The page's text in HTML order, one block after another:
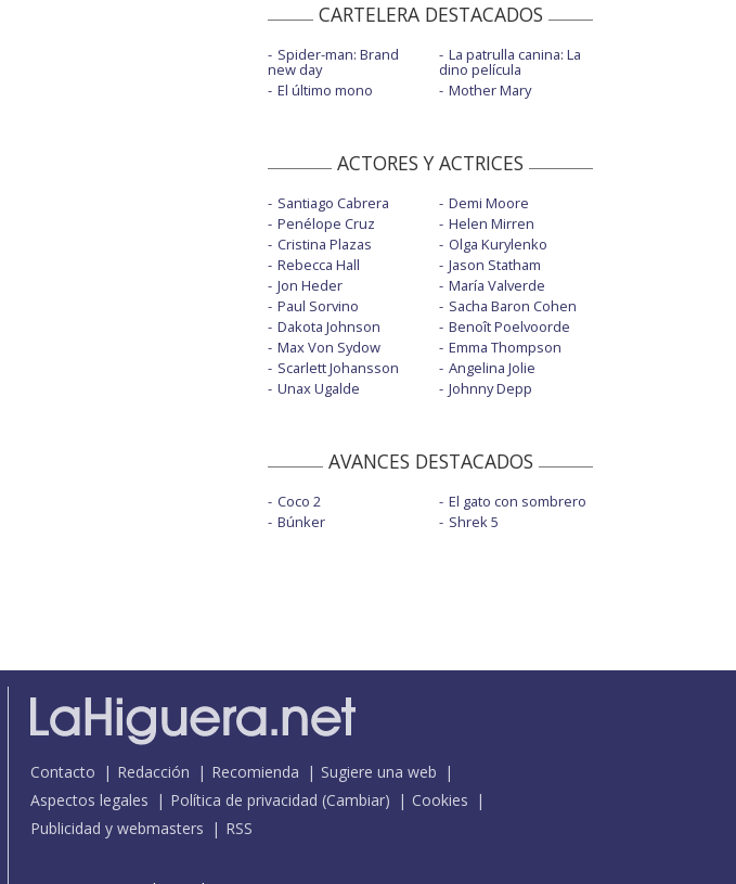
CARTELERA DESTACADOS
Spider-man: Brand
new day
El último mono
La patrulla canina: La
dino película
Mother Mary
ACTORES Y ACTRICES
Santiago Cabrera
Penélope Cruz
Cristina Plazas
Rebecca Hall
Jon Heder
Paul Sorvino
Dakota Johnson
Max Von Sydow
Scarlett Johansson
Unax Ugalde
Demi Moore
Helen Mirren
Olga Kurylenko
Jason Statham
María Valverde
Sacha Baron Cohen
Benoît Poelvoorde
Emma Thompson
Angelina Jolie
Johnny Depp
AVANCES DESTACADOS
Coco 2
Búnker
El gato con sombrero
Shrek 5
Contacto Redacción Recomienda
Sugiere una web
Aspectos legales
Política de privacidad (Cambiar)
Cookies
Publicidad y webmasters
RSS